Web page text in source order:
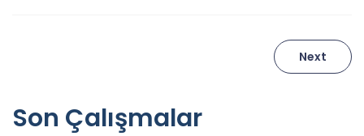
Next
Son Çalışmalar